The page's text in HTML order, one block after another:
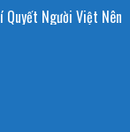
Quyết Người Việt Nên